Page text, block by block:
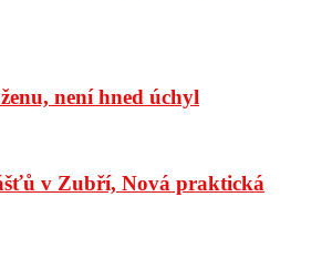
není hned úchyl
v Zubří, Nová praktická